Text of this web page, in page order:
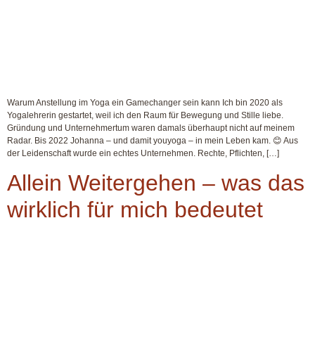
Warum Anstellung im Yoga ein Gamechanger sein kann Ich bin 2020 als
Yogalehrerin gestartet, weil ich den Raum für Bewegung und Stille liebe.
Gründung und Unternehmertum waren damals überhaupt nicht auf meinem
Radar. Bis 2022 Johanna – und damit youyoga – in mein Leben kam. 😊 Aus
der Leidenschaft wurde ein echtes Unternehmen. Rechte, Pflichten, […]
Allein Weitergehen – was das
wirklich für mich bedeutet